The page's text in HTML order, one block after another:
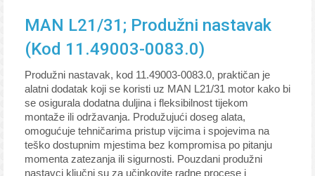
MAN L21/31; Produžni nastavak
(Kod 11.49003-0083.0)
Produžni nastavak, kod 11.49003-0083.0, praktičan je
alatni dodatak koji se koristi uz MAN L21/31 motor kako bi
se osigurala dodatna duljina i fleksibilnost tijekom
montaže ili održavanja. Produžujući doseg alata,
omogućuje tehničarima pristup vijcima i spojevima na
teško dostupnim mjestima bez kompromisa po pitanju
momenta zatezanja ili sigurnosti. Pouzdani produžni
nastavci ključni su za učinkovite radne procese i